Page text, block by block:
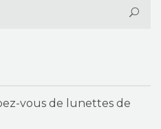
vous de lunettes de